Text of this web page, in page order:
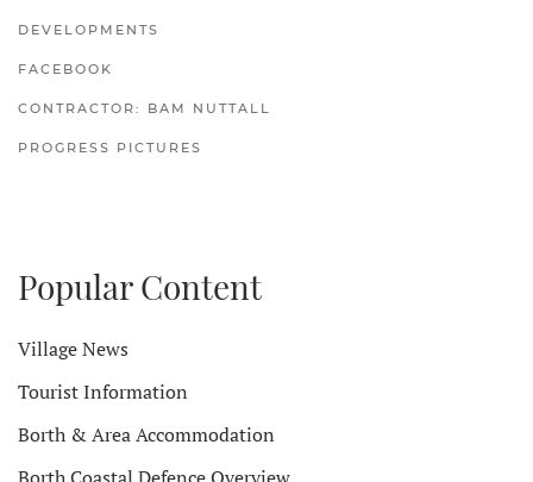
DEVELOPMENTS
FACEBOOK
CONTRACTOR: BAM NUTTALL
PROGRESS PICTURES
Popular Content
Village News
Tourist Information
Borth & Area Accommodation